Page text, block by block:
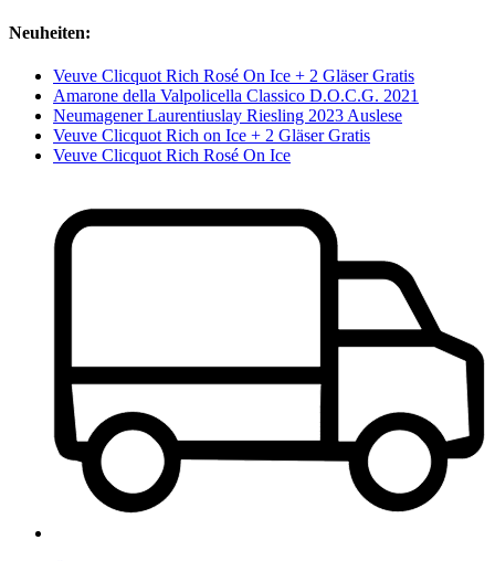
Neuheiten:
Veuve Clicquot Rich Rosé On Ice + 2 Gläser Gratis
Amarone della Valpolicella Classico D.O.C.G. 2021
Neumagener Laurentiuslay Riesling 2023 Auslese
Veuve Clicquot Rich on Ice + 2 Gläser Gratis
Veuve Clicquot Rich Rosé On Ice